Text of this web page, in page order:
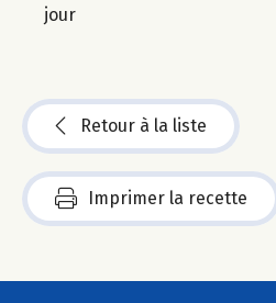
jour
Retour à la liste
Imprimer la recette